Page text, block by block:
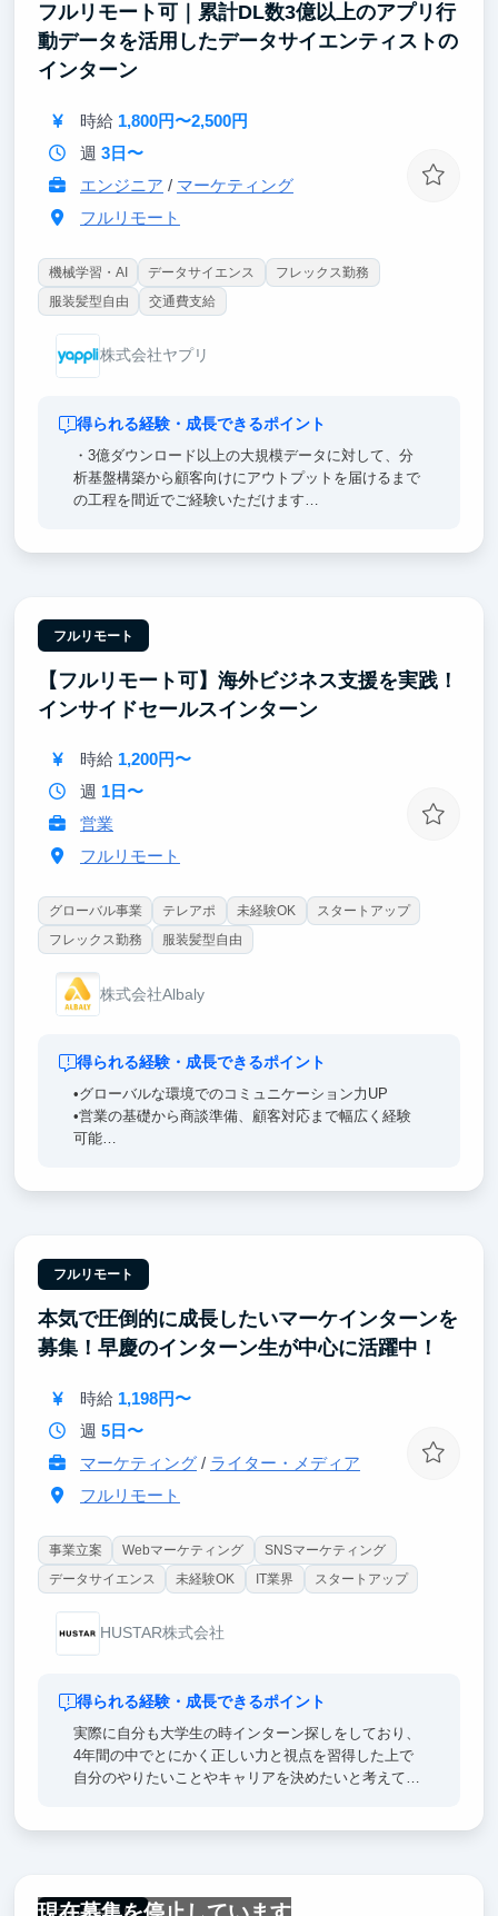
■参画のメリット
・実利売上計上のガクチカ作成ができる
・インターン等完全未経験OK（ほとんど皆さん未経
験です）
・大手企業がスポンサーとして応援してくれています
・完全リモート参画
・約10名の同世代の学生がチームでサポートしあいま
す
フルリモート可｜累計DL数3億以上のアプリ行
動データを活用したデータサイエンティストの
インターン
時給 1,800円〜2,500円
週 3日〜
エンジニア / マーケティング
フルリモート
機械学習・AI データサイエンス
フレックス勤務
服装髪型自由
交通費支給
株式会社ヤプリ
得られる経験・成長できるポイント
・3億ダウンロード以上の大規模データに対して、分
析基盤構築から顧客向けにアウトプットを届けるまで
の工程を間近でご経験いただけます
・経験を積みたい分野でインターン課題に取り組むこ
とができます
フルリモート
【フルリモート可】海外ビジネス支援を実践！
インサイドセールスインターン
時給 1,200円〜
週 1日〜
営業
フルリモート
グローバル事業 テレアポ 未経験OK
スタートアップ
フレックス勤務
服装髪型自由
株式会社Albaly
得られる経験・成長できるポイント
•グローバルな環境でのコミュニケーション力UP
•営業の基礎から商談準備、顧客対応まで幅広く経験
可能
フルリモート
本気で圧倒的に成長したいマーケインターンを
募集！早慶のインターン生が中心に活躍中！
時給 1,198円〜
週 5日〜
マーケティング/ ライター・メディア
フルリモート
事業立案 Webマーケティング
SNSマーケティング
データサイエンス
未経験OK IT業界 スタートアップ
HUSTAR株式会社
得られる経験・成長できるポイント
実際に自分も大学生の時インターン探しをしており、
4年間の中でとにかく正しい力と視点を習得した上で
自分のやりたいことやキャリアを決めたいと考えてい
実際にインターンをしてみて、努力しました。